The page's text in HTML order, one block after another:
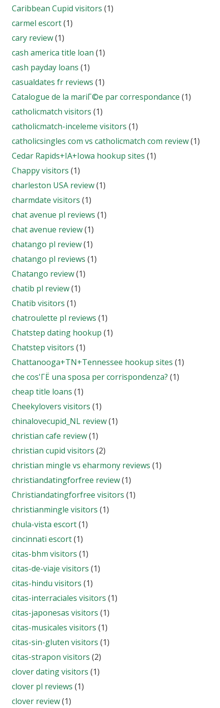
Caribbean Cupid visitors (1)
carmel escort(1)
cary review(1)
cash america title loan (1)
cash payday loans (1)
casualdates fr reviews (1)
Catalogue de la mariГ©e par correspondance (1)
catholicmatch visitors (1)
catholicmatch-inceleme visitors (1)
catholicsingles com vs catholicmatch com review(1)
Cedar Rapids+IA+Iowa hookup sites (1)
Chappy visitors (1)
charleston USA review(1)
charmdate visitors (1)
chat avenue pl reviews (1)
chat avenue review(1)
chatango pl review(1)
chatango pl reviews (1)
Chatango review(1)
chatib pl review(1)
Chatib visitors (1)
chatroulette pl reviews (1)
Chatstep dating hookup (1)
Chatstep visitors (1)
Chattanooga+TN+Tennessee hookup sites (1)
che cos'ГЁ una sposa per corrispondenza? (1)
cheap title loans (1)
Cheekylovers visitors (1)
chinalovecupid_NL review(1)
christian cafe review(1)
christian cupid visitors (2)
christian mingle vs eharmony reviews (1)
christiandatingforfree review(1)
Christiandatingforfree visitors (1)
christianmingle visitors (1)
chula-vista escort(1)
cincinnati escort(1)
citas-bhm visitors (1)
citas-de-viaje visitors (1)
citas-hindu visitors (1)
citas-interraciales visitors (1)
citas-japonesas visitors (1)
citas-musicales visitors (1)
citas-sin-gluten visitors (1)
citas-strapon visitors (2)
clover dating visitors (1)
clover pl reviews (1)
clover review(1)